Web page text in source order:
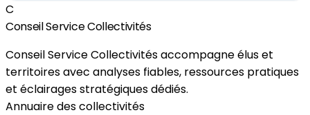
C
Conseil Service Collectivités
Conseil Service Collectivités accompagne élus et
territoires avec analyses fiables, ressources pratiques
et éclairages stratégiques dédiés.
Annuaire des collectivités